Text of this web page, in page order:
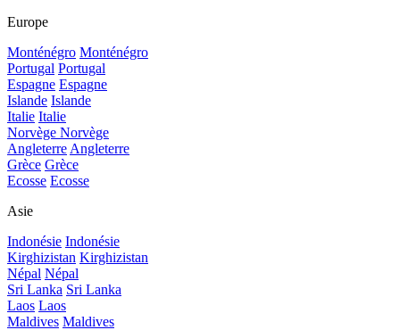
Europe
Monténégro Monténégro
Portugal Portugal
Espagne Espagne
Islande Islande
Italie Italie
Norvège Norvège
Angleterre Angleterre
Grèce Grèce
Ecosse Ecosse
Asie
Indonésie Indonésie
Kirghizistan Kirghizistan
Népal Népal
Sri Lanka Sri Lanka
Laos Laos
Maldives Maldives